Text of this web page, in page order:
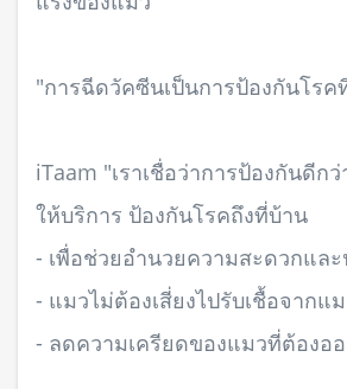
"การฉีดวัคซีนเป็นการป้องกันโร
iTaam "เราเชื่อว่าการป้องกันดีก
ให้บริการ ป้องกันโรคถึงที่บ้าน
- เพื่อช่วยอำนวยความสะดวกและ
- แมวไม่ต้องเสี่ยงไปรับเชื้อจากแ
- ลดความเครียดของแมวที่ต้องอ